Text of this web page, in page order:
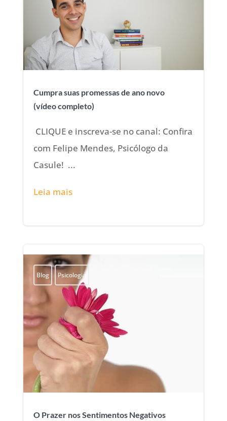
Cumpra suas promessas de ano novo
(vídeo completo)
CLIQUE e inscreva-se no canal: Confira
com Felipe Mendes, Psicólogo da
Casule! ...
Leia mais
Blog Psicologia
O Prazer nos Sentimentos Negativos